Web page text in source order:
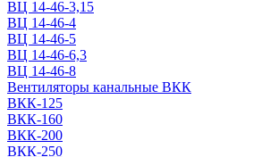
ВЦ 14-46-3,15
ВЦ 14-46-4
ВЦ 14-46-5
ВЦ 14-46-6,3
ВЦ 14-46-8
Вентиляторы канальные ВКК
ВКК-125
ВКК-160
ВКК-200
ВКК-250